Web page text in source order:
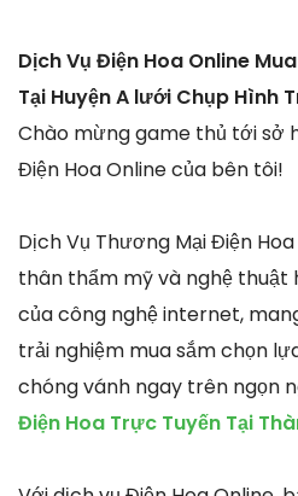
Dịch Vụ Điện Hoa Online
Tại Huyện A lưới Chụp Hình
Chào mừng game thủ tới sở
Điện Hoa Online của bên tôi!
Dịch Vụ Thương Mại Điện
thân thẩm mỹ và nghệ thuật
của công nghệ internet,
trải nghiệm mua sắm chọn
chóng vánh ngay trên ngọn
Điện Hoa Trực Tuyến Tại